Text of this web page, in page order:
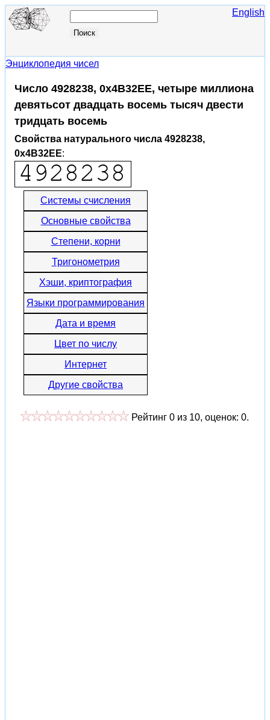
English
Энциклопедия чисел
Число 4928238, 0x4B32EE, четыре миллиона
девятьсот двадцать восемь тысяч двести
тридцать восемь
Свойства натурального числа 4928238,
0x4B32EE:
Системы счисления
Основные свойства
Степени, корни
Тригонометрия
Хэши, криптография
Языки программирования
Дата и время
Цвет по числу
Интернет
Другие свойства
Рейтинг 0 из 10, оценок: 0.